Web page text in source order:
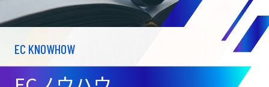
FEATURE
導入事例
EC KNOWHOW